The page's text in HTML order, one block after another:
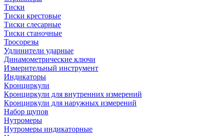
Тиски
Тиски крестовые
Тиски слесарные
Тиски станочные
Тросорезы
Удлинители ударные
Динамометрические ключи
Измерительный инструмент
Индикаторы
Кронциркули
Кронциркули для внутренних измерений
Кронциркули для наружных измерений
Набор щупов
Нутромеры
Нутромеры индикаторные